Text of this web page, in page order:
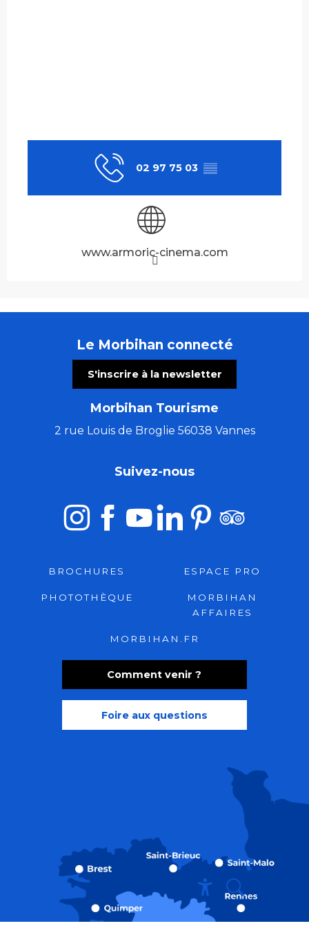
Recherche
02 97 75 03 ▒▒
www.armoric-cinema.com
Le Morbihan connecté
S'inscrire à la newsletter
Morbihan Tourisme
2 rue Louis de Broglie 56038 Vannes
Comment venir ?
Foire aux questions
Suivez-nous
BROCHURES ESPACE PRO
PHOTOTHÈQUE
MORBIHAN
AFFAIRES
MORBIHAN.FR